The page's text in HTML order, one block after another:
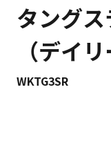
タング
（デイ
WKTG3SR